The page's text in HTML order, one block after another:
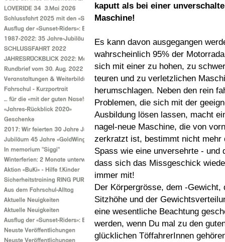
kaputt als bei einer
Maschine!
Es kann davon ausgegangen
wahrscheinlich 95% der
sich mit einer zu hohen, zu
teuren und zu verletzlichen
herumschlagen. Neben den rein
Problemen, die sich mit der
Ausbildung lösen lassen, macht
nagel-neue Maschine, die von
zerkratzt ist, bestimmt nicht mehr
Spass wie eine unversehrte - und
dass sich das Missgeschick
immer mit!
Der Körpergrösse, dem -Gewicht,
Sitzhöhe und der
eine wesentliche Beachtung
werden, wenn Du mal zu den
glücklichen TöffahrerInnen